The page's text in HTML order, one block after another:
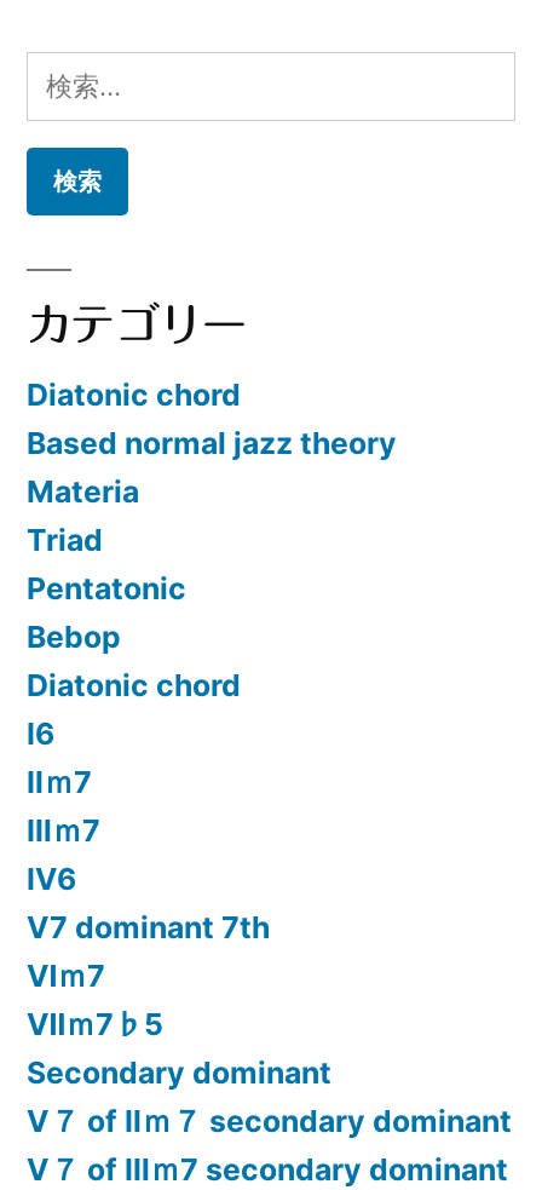
検
索:
カテゴリー
Diatonic chord
Based normal jazz theory
Materia
Triad
Pentatonic
Bebop
Diatonic chord
Ⅰ6
Ⅱｍ7
Ⅲｍ7
Ⅳ6
Ⅴ7 dominant 7th
Ⅵｍ7
Ⅶｍ7♭5
Secondary dominant
Ⅴ７ of Ⅱｍ７ secondary dominant
Ⅴ７ of Ⅲｍ7 secondary dominant